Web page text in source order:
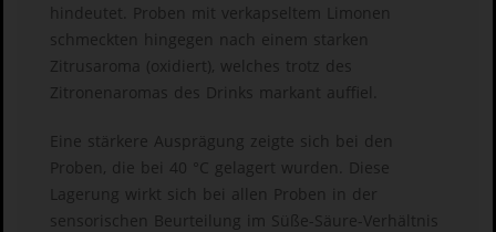
hindeutet. Proben mit verkapseltem Limonen
schmeckten hingegen nach einem starken
Zitrusaroma (oxidiert), welches trotz des
Zitronenaromas des Drinks markant auffiel.
Eine stärkere Ausprägung zeigte sich bei den
Proben, die bei 40 °C gelagert wurden. Diese
Lagerung wirkt sich bei allen Proben in der
sensorischen Beurteilung im Süße-Säure-Verhältnis